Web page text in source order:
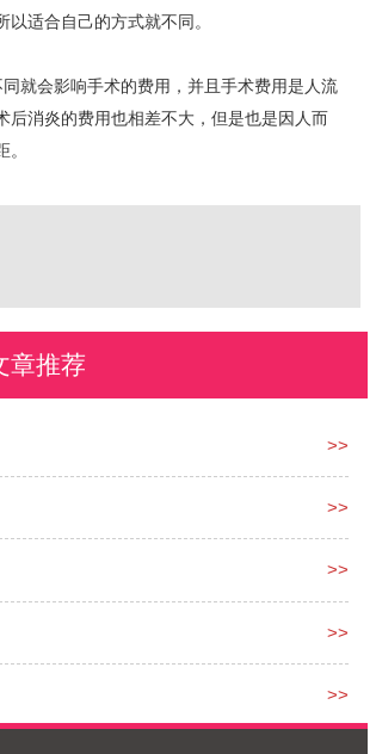
适合自己的方式就不同。
就会影响手术的费用，并且手术费用是人流
后消炎的费用也相差不大，但是也是因人而
章推荐
>>
>>
>>
>>
>>